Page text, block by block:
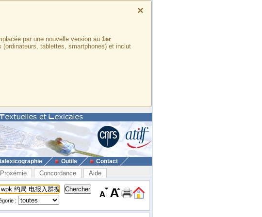
×
par une nouvelle version au 1er
tablettes, smartphones) et inclut
Outils Contact
Proxémie Concordance Aide
: